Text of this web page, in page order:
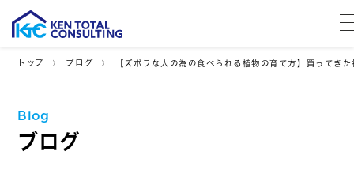
トップ ブログ 【ズボラな人の為の食べられる植物の育て方】買ってきた
Blog
ブログ